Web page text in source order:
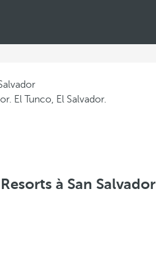
à San Salvador